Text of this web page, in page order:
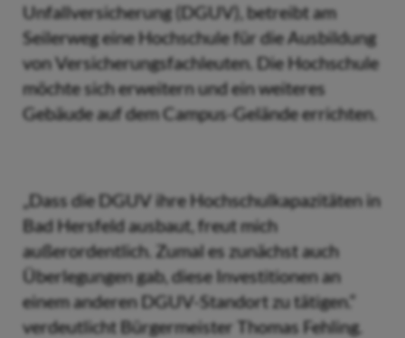
Unfallversicherung (DGUV), betreibt am
Seilerweg eine Hochschule für die Ausbildung
von Versicherungsfachleuten. Die Hochschule
möchte sich erweitern und ein weiteres
Gebäude auf dem Campus-Gelände errichten.
„Dass die DGUV ihre Hochschulkapazitäten in
Bad Hersfeld ausbaut, freut mich
außerordentlich. Zumal es zunächst auch
Überlegungen gab, diese Investitionen an
einem anderen DGUV-Standort zu tätigen.“
verdeutlicht Bürgermeister Thomas Fehling.